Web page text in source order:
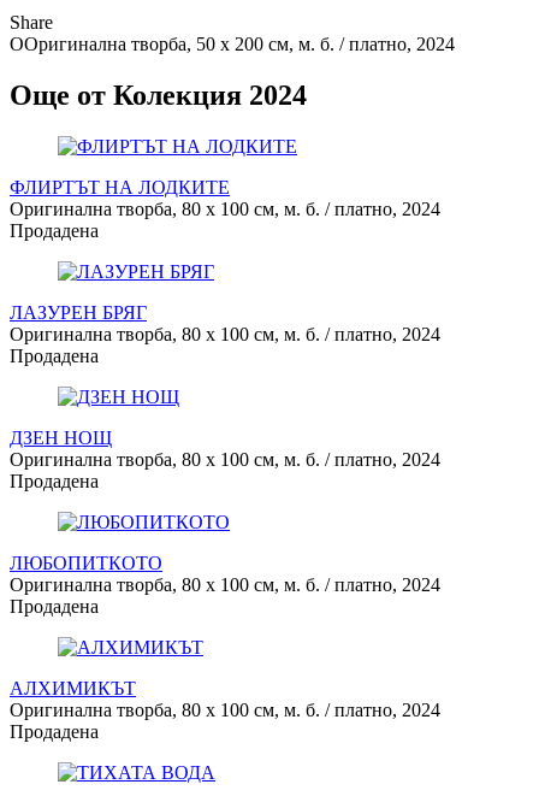
Share
OОригинална творба, 50 х 200 см, м. б. / платно, 2024
Още от Колекция 2024
ФЛИРТЪТ НА ЛОДКИТЕ
Оригинална творба, 80 х 100 см, м. б. / платно, 2024
Продадена
ЛАЗУРЕН БРЯГ
Оригинална творба, 80 х 100 см, м. б. / платно, 2024
Продадена
ДЗЕН НОЩ
Оригинална творба, 80 х 100 см, м. б. / платно, 2024
Продадена
ЛЮБОПИТКОТО
Оригинална творба, 80 х 100 см, м. б. / платно, 2024
Продадена
АЛХИМИКЪТ
Оригинална творба, 80 х 100 см, м. б. / платно, 2024
Продадена